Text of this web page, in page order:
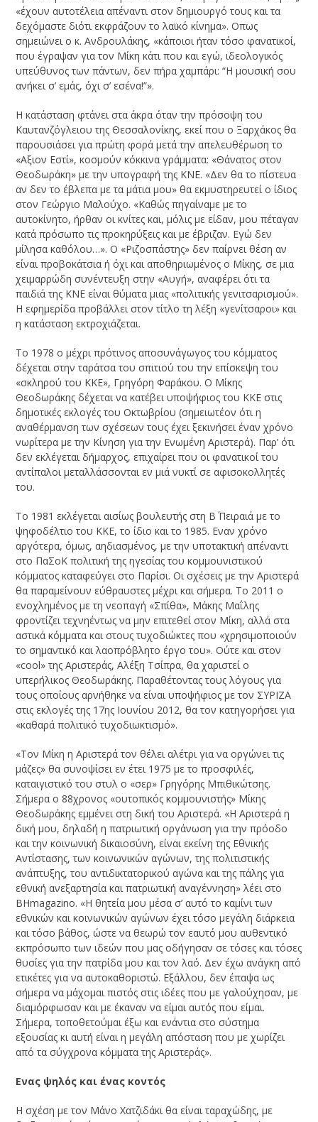
«έχουν αυτοτέλεια απέναντι στον δημιουργό τους και τα
δεχόμαστε διότι εκφράζουν το λαϊκό κίνημα». Οπως
σημειώνει ο κ. Ανδρουλάκης, «κάποιοι ήταν τόσο φανατικοί,
που έγραψαν για τον Μίκη κάτι που και εγώ, ιδεολογικός
υπεύθυνος των πάντων, δεν πήρα χαμπάρι: “Η μουσική σου
ανήκει σ’ εμάς, όχι σ’ εσένα!”».
Η κατάσταση φτάνει στα άκρα όταν την πρόσοψη του
Καυτανζόγλειου της Θεσσαλονίκης, εκεί που ο Ξαρχάκος θα
παρουσιάσει για πρώτη φορά μετά την απελευθέρωση το
«Αξιον Εστί», κοσμούν κόκκινα γράμματα: «Θάνατος στον
Θεοδωράκη» με την υπογραφή της ΚΝΕ. «Δεν θα το πίστευα
αν δεν το έβλεπα με τα μάτια μου» θα εκμυστηρευτεί ο ίδιος
στον Γεώργιο Μαλούχο. «Καθώς πηγαίναμε με το
αυτοκίνητο, ήρθαν οι κνίτες και, μόλις με είδαν, μου πέταγαν
κατά πρόσωπο τις προκηρύξεις και με έβριζαν. Εγώ δεν
μίλησα καθόλου…». Ο «Ριζοσπάστης» δεν παίρνει θέση αν
είναι προβοκάτσια ή όχι και αποθηριωμένος ο Μίκης, σε μια
χειμαρρώδη συνέντευξη στην «Αυγή», αναφέρει ότι τα
παιδιά της ΚΝΕ είναι θύματα μιας «πολιτικής γενιτσαρισμού».
Η εφημερίδα προβάλλει στον τίτλο τη λέξη «γενίτσαροι» και
η κατάσταση εκτροχιάζεται.
Το 1978 ο μέχρι πρότινος αποσυνάγωγος του κόμματος
δέχεται στην ταράτσα του σπιτιού του την επίσκεψη του
«σκληρού του ΚΚΕ», Γρηγόρη Φαράκου. Ο Μίκης
Θεοδωράκης δέχεται να κατέβει υποψήφιος του ΚΚΕ στις
δημοτικές εκλογές του Οκτωβρίου (σημειωτέον ότι η
αναθέρμανση των σχέσεων τους έχει ξεκινήσει έναν χρόνο
νωρίτερα με την Κίνηση για την Ενωμένη Αριστερά). Παρ’ ότι
δεν εκλέγεται δήμαρχος, επιχαίρει που οι φανατικοί του
αντίπαλοι μεταλλάσσονται εν μιά νυκτί σε αφισοκολλητές
του.
Το 1981 εκλέγεται αισίως βουλευτής στη Β΄ Πειραιά με το
ψηφοδέλτιο του ΚΚΕ, το ίδιο και το 1985. Εναν χρόνο
αργότερα, όμως, αηδιασμένος, με την υποτακτική απέναντι
στο ΠαΣοΚ πολιτική της ηγεσίας του κομμουνιστικού
κόμματος καταφεύγει στο Παρίσι. Οι σχέσεις με την Αριστερά
θα παραμείνουν εύθραυστες μέχρι και σήμερα. Το 2011 ο
ενοχλημένος με τη νεοπαγή «Σπίθα», Μάκης Μαΐλης
φροντίζει τεχνηέντως να μην επιτεθεί στον Μίκη, αλλά στα
αστικά κόμματα και στους τυχοδιώκτες που «χρησιμοποιούν
το σημαντικό και λαοπρόβλητο έργο του». Ούτε και στον
«cool» της Αριστεράς, Αλέξη Τσίπρα, θα χαριστεί ο
υπερήλικος Θεοδωράκης. Παραθέτοντας τους λόγους για
τους οποίους αρνήθηκε να είναι υποψήφιος με τον ΣΥΡΙΖΑ
στις εκλογές της 17ης Ιουνίου 2012, θα τον κατηγορήσει για
«καθαρά πολιτικό τυχοδιωκτισμό».
«Τον Μίκη η Αριστερά τον θέλει αλέτρι για να οργώνει τις
μάζες» θα συνοψίσει εν έτει 1975 με το προσφιλές,
καταιγιστικό του στυλ ο «σερ» Γρηγόρης Μπιθικώτσης.
Σήμερα ο 88χρονος «ουτοπικός κομμουνιστής» Μίκης
Θεοδωράκης εμμένει στη δική του Αριστερά. «Η Αριστερά η
δική μου, δηλαδή η πατριωτική οργάνωση για την πρόοδο
και την κοινωνική δικαιοσύνη, είναι εκείνη της Εθνικής
Αντίστασης, των κοινωνικών αγώνων, της πολιτιστικής
ανάπτυξης, του αντιδικτατορικού αγώνα και της πάλης για
εθνική ανεξαρτησία και πατριωτική αναγέννηση» λέει στο
BHmagazino. «Η θητεία μου μέσα σ’ αυτό το καμίνι των
εθνικών και κοινωνικών αγώνων έχει τόσο μεγάλη διάρκεια
και τόσο βάθος, ώστε να θεωρώ τον εαυτό μου αυθεντικό
εκπρόσωπο των ιδεών που μας οδήγησαν σε τόσες και τόσες
θυσίες για την πατρίδα μου και τον λαό. Δεν έχω ανάγκη από
ετικέτες για να αυτοκαθοριστώ. Εξάλλου, δεν έπαψα ως
σήμερα να μάχομαι πιστός στις ιδέες που με γαλούχησαν, με
διαμόρφωσαν και με έκαναν να είμαι αυτός που είμαι.
Σήμερα, τοποθετούμαι έξω και ενάντια στο σύστημα
εξουσίας κι αυτή είναι η μεγάλη απόσταση που με χωρίζει
από τα σύγχρονα κόμματα της Αριστεράς».
Ενας ψηλός και ένας κοντός
Η σχέση με τον Μάνο Χατζιδάκι θα είναι ταραχώδης, με